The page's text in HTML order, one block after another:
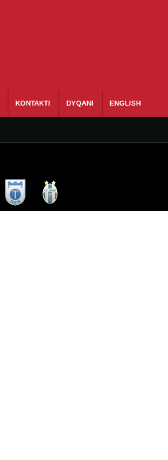
KONTAKTI DYQANI ENGLISH